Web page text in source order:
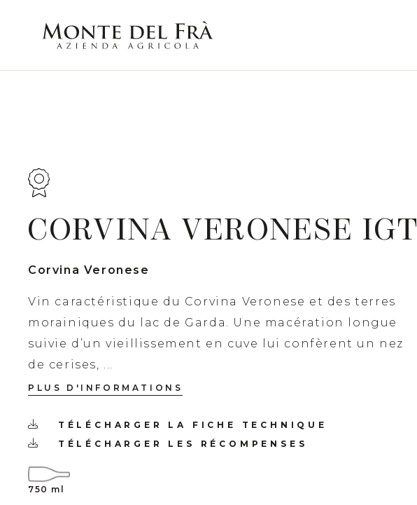
CORVINA VERONESE IGT
Corvina Veronese
Vin caractéristique du Corvina Veronese et des terres
morainiques du lac de Garda. Une macération longue
suivie d’un vieillissement en cuve lui confèrent un nez
de cerises, ...
PLUS D'INFORMATIONS
TÉLÉCHARGER LA FICHE TECHNIQUE
TÉLÉCHARGER LES RÉCOMPENSES
750 ml